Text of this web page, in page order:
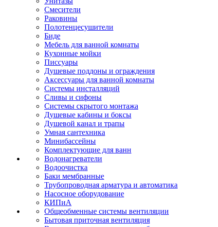
Смесители
Раковины
Полотенцесушители
Биде
Мебель для ванной комнаты
Кухонные мойки
Писсуары
Душевые поддоны и ограждения
Аксессуары для ванной комнаты
Системы инсталляций
Сливы и сифоны
Системы скрытого монтажа
Душевые кабины и боксы
Душевой канал и трапы
Умная сантехника
Минибассейны
Комплектующие для ванн
Водонагреватели
Водоочистка
Баки мембранные
Трубопроводная арматура и автоматика
Насосное оборудование
КИПиА
Общеобменные системы вентиляции
Бытовая приточная вентиляция